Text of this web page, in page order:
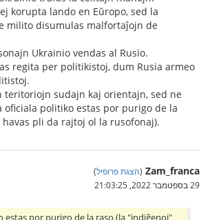
korupta lando en Eŭropo, sed la
milito disumulas malfortaĵojn de
Ukrainio vendas al Rusio.
regita per politikistoj, dum Rusia armeo
teritoriojn sudajn kaj orientajn, sed ne
oficiala politiko estas por purigo de la
pli da rajtoj ol la rusofonaj).
Zam_franca
(הצגת פרופיל)
29 בספטמבר 2022, 21:03:25
estas por purigo de la raso (la "indiĝenoj"